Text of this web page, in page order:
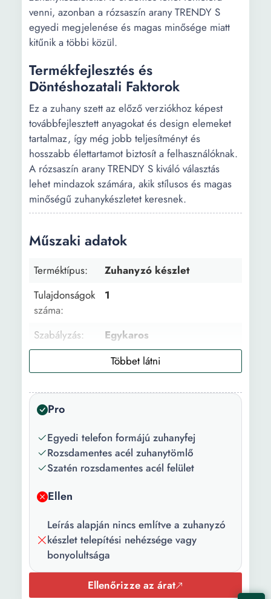
venni, azonban a rózsaszín arany TRENDY S
egyedi megjelenése és magas minősége miatt
kitűnik a többi közül.
Termékfejlesztés és
Döntéshozatali Faktorok
Ez a zuhany szett az előző verziókhoz képest
továbbfejlesztett anyagokat és design elemeket
tartalmaz, így még jobb teljesítményt és
hosszabb élettartamot biztosít a felhasználóknak.
A rózsaszín arany TRENDY S kiváló választás
lehet mindazok számára, akik stílusos és magas
minőségű zuhanykészletet keresnek.
Műszaki adatok
Terméktípus:
Zuhanyzó készlet
Tulajdonságok
száma:
1
Szabályzás:
Egykaros
Rozsdamentes acél
Szín:
Csomag
tartalma:
1 x Zuhanyzó készlet
Pro
Egyedi telefon formájú zuhanyfej
Rozsdamentes acél zuhanytömlő
Szatén rozsdamentes acél felület
Ellen
Leírás alapján nincs említve a zuhanyzó
készlet telepítési nehézsége vagy
bonyolultsága
Ellenőrizze az árat